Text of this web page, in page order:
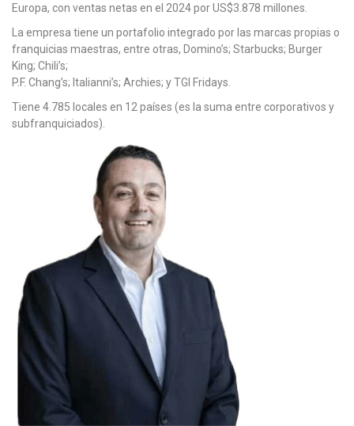
Europa, con ventas netas en el 2024 por US$3.878 millones.
La empresa tiene un portafolio integrado por las marcas propias o
franquicias maestras, entre otras, Domino’s; Starbucks; Burger
King; Chili’s;
P.F. Chang’s; Italianni’s; Archies; y TGI Fridays.
Tiene 4.785 locales en 12 países (es la suma entre corporativos y
subfranquiciados).